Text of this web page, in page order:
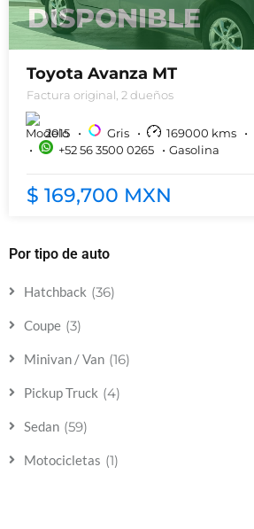
DISPONIBLE
Toyota Avanza MT
Factura original, 2 dueños
2015 Gris 169000 kms
+52 56 3500 0265
Gasolina
$ 169,700 MXN
Por tipo de auto
Hatchback (36)
Coupe (3)
Minivan / Van (16)
Pickup Truck (4)
Sedan (59)
Motocicletas (1)